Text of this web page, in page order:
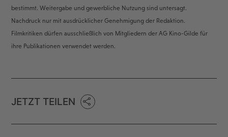
bestimmt. Weitergabe und gewerbliche Nutzung sind untersagt.
Nachdruck nur mit ausdrücklicher Genehmigung der Redaktion.
Filmkritiken dürfen ausschließlich von Mitgliedern der AG Kino-Gilde für
ihre Publikationen verwendet werden.
JETZT TEILEN